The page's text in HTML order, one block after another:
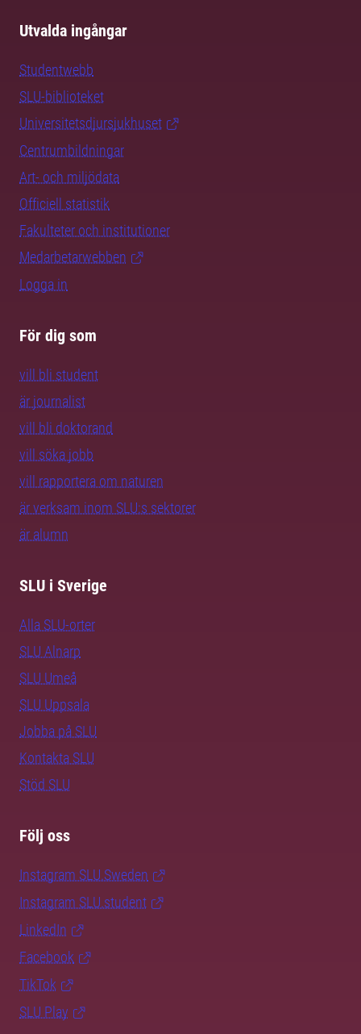
Utvalda ingångar
Studentwebb
SLU-biblioteket
Universitetsdjursjukhuset
Centrumbildningar
Art- och miljödata
Officiell statistik
Fakulteter och institutioner
Medarbetarwebben
Logga in
För dig som
vill bli student
är journalist
vill bli doktorand
vill söka jobb
vill rapportera om naturen
är verksam inom SLU:s sektorer
är alumn
SLU i Sverige
Alla SLU-orter
SLU Alnarp
SLU Umeå
SLU Uppsala
Jobba på SLU
Kontakta SLU
Stöd SLU
Följ oss
Instagram SLU.Sweden
Instagram SLU.student
LinkedIn
Facebook
TikTok
SLU Play